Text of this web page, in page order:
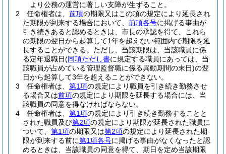
より公務の運営に著しい支障が生ずること。
2
任命権者は、 前項の期限又はこの項の規定により延長され
た期限が到来する場合において、 前項各号に掲げる事由が
引き続きあると認めるときは、市長の承認を得て、これら
の期限の翌日から起算して1年を超えない範囲内で期限を延
長することができる。 ただし、当該期限は、当該職員に係
る定年退職日(同項ただし書に規定する職員にあっては、当
該職員が占めている管理監督職に係る異動期間の末日)の翌
日から起算して3年を超えることができない。
3
任命権者は、 第1項の規定により職員を引き続き勤務させ
る場合又は前項の規定により期限を延長する場合には、当
該職員の同意を得なければならない。
4
任命権者は、 第1項の規定により引き続き勤務することと
された職員及び第2項の規定により期限が延長された職員に
ついて、 第1項の期限又は第2項の規定により延長された期
限が到来する前に第1項各号に掲げる事由がなくなったと認
めるときは、当該職員の同意を得て、期日を定め当該期限